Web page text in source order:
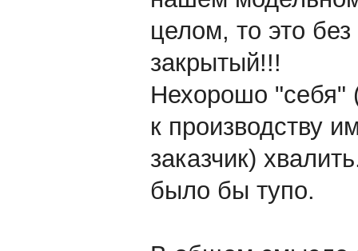
целом, то это
закрытый!!!
Нехорошо "себя"
к производству
заказчик)
было бы тупо.